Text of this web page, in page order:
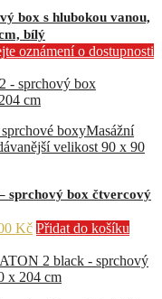
box s hlubokou vanou,
bílý
oznámení o dostupnosti
boxyMasážní
velikost 90 x 90
sprchový box čtvercový
KčAktuální
je:
11
Přidat do košíku